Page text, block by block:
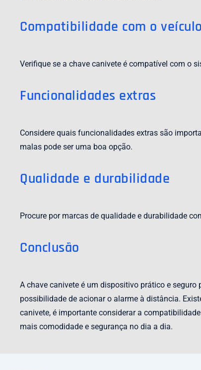
Compatibilidade com o veículo
Verifique se a chave canivete é compatível com o
Funcionalidades extras
Considere quais funcionalidades extras são
malas pode ser uma boa opção.
Qualidade e durabilidade
Procure por marcas de qualidade e durabilidade
Conclusão
A chave canivete é um dispositivo prático e
possibilidade de acionar o alarme à distância.
canivete, é importante considerar a
mais comodidade e segurança no dia a dia.